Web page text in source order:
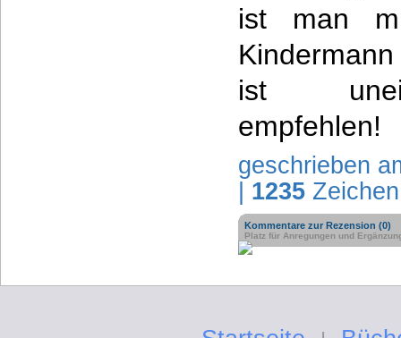
ist man
ist
empfehlen!
geschrieben
1235 Zeichen
Kommentare zur Rezension (0)
Platz für Anregungen und